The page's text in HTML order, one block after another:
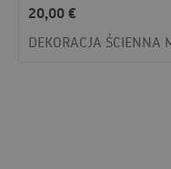
20,00€
DEKORACJA ŚCIENNA